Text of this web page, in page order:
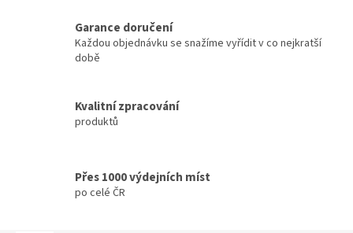
Garance doručení
Každou objednávku se snažíme vyřídit v co nejkratší
době
Kvalitní zpracování
produktů
Přes 1000 výdejních míst
po celé ČR